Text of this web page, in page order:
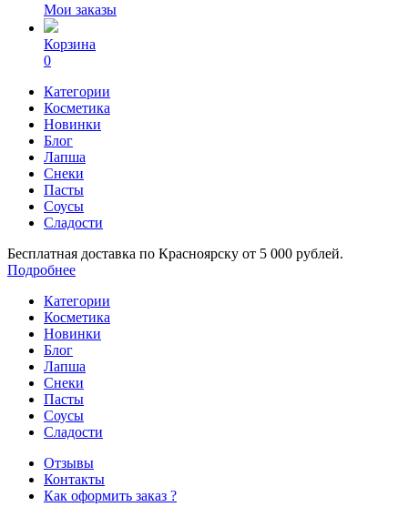
Мои заказы
Корзина
0
Категории
Косметика
Новинки
Блог
Лапша
Снеки
Пасты
Соусы
Сладости
Бесплатная доставка по Красноярску от 5 000 рублей.
Подробнее
Категории
Косметика
Новинки
Блог
Лапша
Снеки
Пасты
Соусы
Сладости
Отзывы
Контакты
Как оформить заказ ?